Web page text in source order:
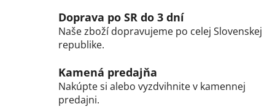
c
i
r
v
n
i
e
Doprava po SR do 3 dní
Naše zboží dopravujeme po celej Slovenskej
republike.
Kamená predajňa
Nakúpte si alebo vyzdvihnite v kamennej
predajni.